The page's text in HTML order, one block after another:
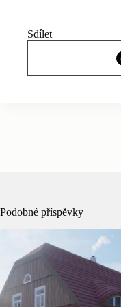
Sdílet
Podobné příspěvky